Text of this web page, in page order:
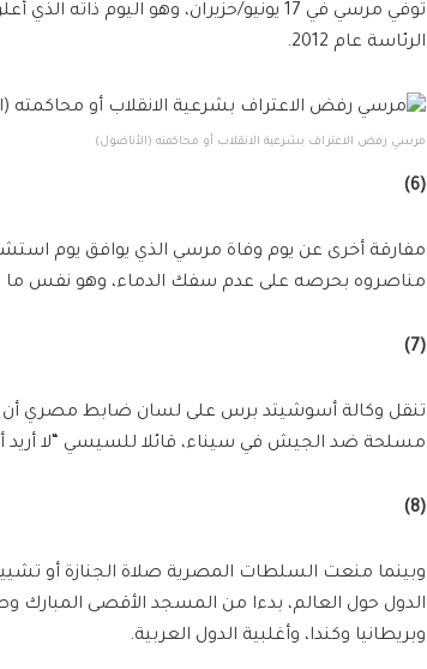
الرئاسة عام 2012.
مرسي رفض الاعتراف بشرعية الانقلاب أو محاكمته (الأناضول)
(6)
مفارقة أخرى عن يوم وفاة مرسي الذي يوافق يوم
مناصروه بحرصه على عدم سفك الدماء، وهو نفس ما
(7)
تنقل وكالة أسوشيتد برس على لسان ضابط مصري أن
مسلحة ضد الجيش في سيناء، قائلا للسيسي “لا
(8)
وبينما منعت السلطات المصرية صلاة الجنازة أو
الدول حول العالم، بدءا من المسجد الأقصى المبارك
وبريطانيا وكندا، وأغلبية الدول العربية.